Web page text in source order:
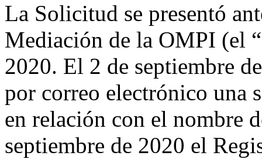
La Solicitud se presentó
Mediación de la OMPI (el
2020. El 2 de septiembre
por correo electrónico una
en relación con el nombre
septiembre de 2020 el